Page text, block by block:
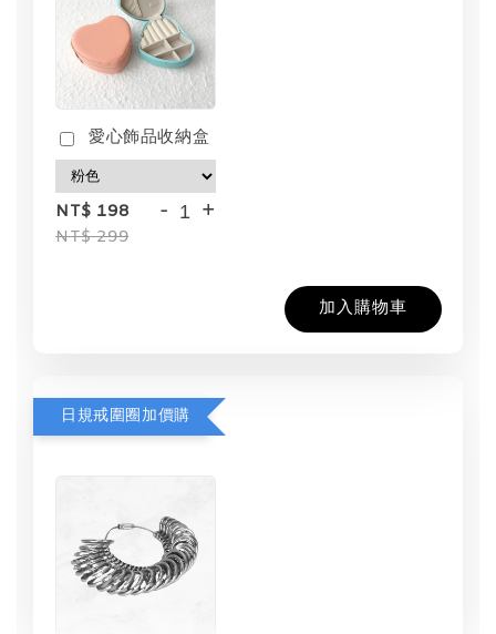
愛心飾品收納盒
NT$ 198
NT$ 299
- +
加入購物車
日規戒圍圈加價購